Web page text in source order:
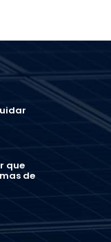
que
de